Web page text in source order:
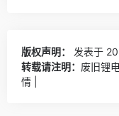
版权声明：
发表于
转载请注明： 废旧锂
情 |